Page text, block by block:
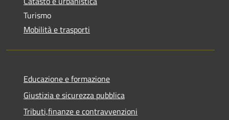
Turismo
Mobilità e trasporti
Educazione e formazione
Giustizia e sicurezza pubblica
Tributi,finanze e contravvenzioni